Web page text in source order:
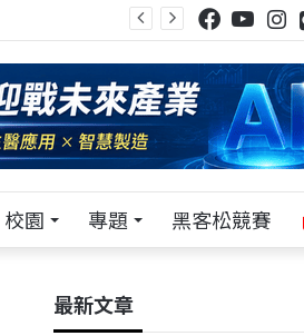
校園 專題 黑客松競賽
最新文章